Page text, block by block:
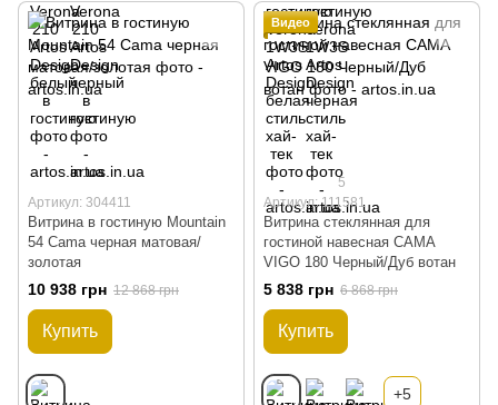
Артикул: 304411
Витрина в гостиную Mountain
54 Cama черная матовая/
золотая
10 938 грн 12 868 грн
Купить
Видео
5
Артикул: 111581
Витрина стеклянная для
гостиной навесная CAMA
VIGO 180 Черный/Дуб вотан
5 838 грн 6 868 грн
Купить
+5